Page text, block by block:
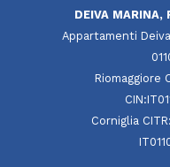
DEIVA MARINA,
Appartamenti Deiva
Riomaggiore
Corniglia